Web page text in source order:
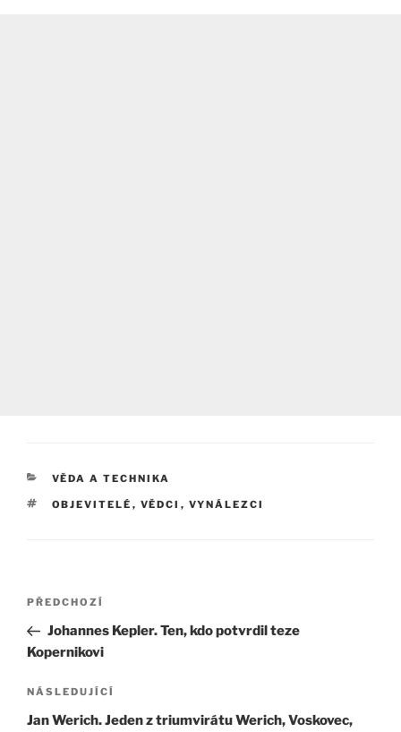
RUBRIKY
VĚDA A TECHNIKA
ŠTÍTKY
OBJEVITELÉ , VĚDCI , VYNÁLEZCI
Navigace
příspěvek
Předchozí
příspěvek
PŘEDCHOZÍ
Johannes Kepler. Ten, kdo potvrdil teze
Kopernikovi
Následující
příspěvek
NÁSLEDUJÍCÍ
Jan Werich. Jeden z triumvirátu Werich, Voskovec,